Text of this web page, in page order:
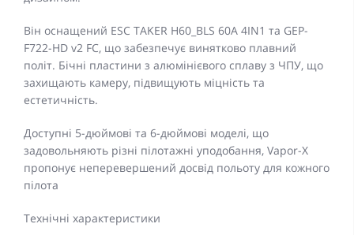
Він оснащений ESC TAKER H60_BLS 60A 4IN1 та GEP-
F722-HD v2 FC, що забезпечує винятково плавний
політ. Бічні пластини з алюмінієвого сплаву з ЧПУ, що
захищають камеру, підвищують міцність та
естетичність.
Доступні 5-дюймові та 6-дюймові моделі, що
задовольняють різні пілотажні уподобання, Vapor-X
пропонує неперевершений досвід польоту для кожного
пілота
Технічні характеристики